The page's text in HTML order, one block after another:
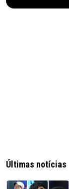
Últimas notícias